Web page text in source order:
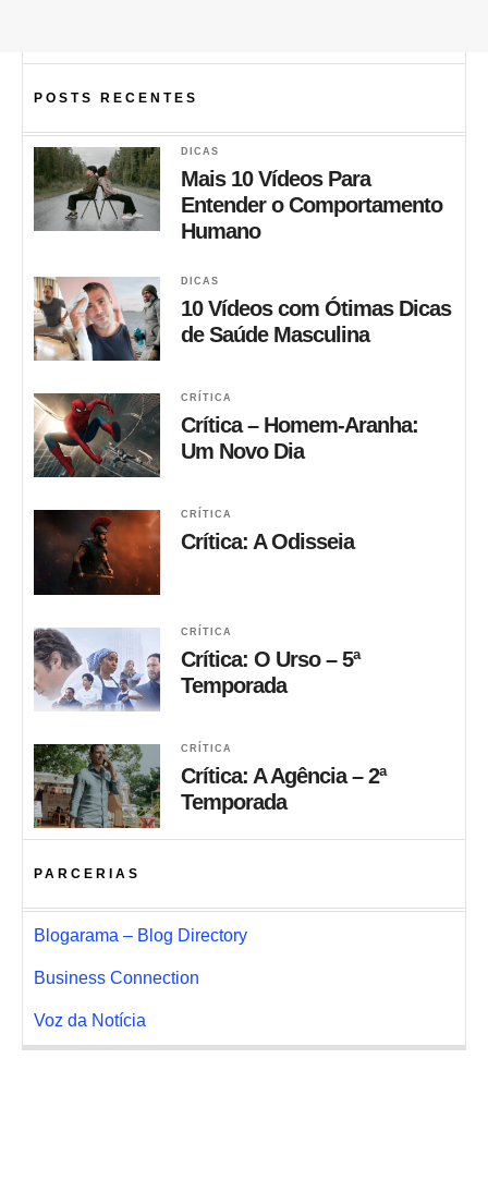
POSTS RECENTES
DICAS
Mais 10 Vídeos Para
Entender o Comportamento
Humano
DICAS
10 Vídeos com Ótimas Dicas
de Saúde Masculina
CRÍTICA
Crítica – Homem-Aranha:
Um Novo Dia
CRÍTICA
Crítica: A Odisseia
CRÍTICA
Crítica: O Urso – 5ª
Temporada
CRÍTICA
Crítica: A Agência – 2ª
Temporada
PARCERIAS
Blogarama – Blog Directory
Business Connection
Voz da Notícia